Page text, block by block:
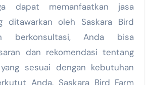
dapat memanfaatkan jasa
ditawarkan oleh Saskara Bird
berkonsultasi, Anda bisa
dan rekomendasi tentang
sesuai dengan kebutuhan
Anda. Saskara Bird Farm